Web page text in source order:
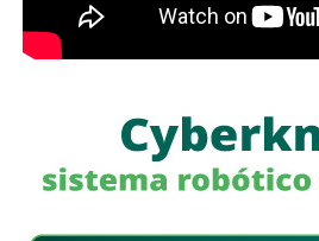
a quienes se les ha explicado el
regularización.